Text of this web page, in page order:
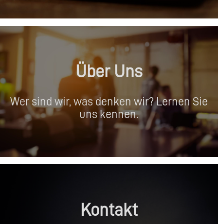
Über Uns
Wer sind wir, was denken wir? Lernen Sie
uns kennen.
Kontakt